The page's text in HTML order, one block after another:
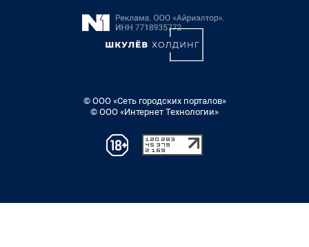
© ООО «Сеть городских порталов»
© ООО «Интернет Технологии»